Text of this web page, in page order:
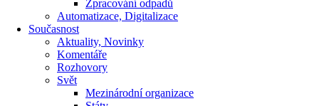
Zpracování odpadů
Automatizace, Digitalizace
Současnost
Aktuality, Novinky
Komentáře
Rozhovory
Svět
Mezinárodní organizace